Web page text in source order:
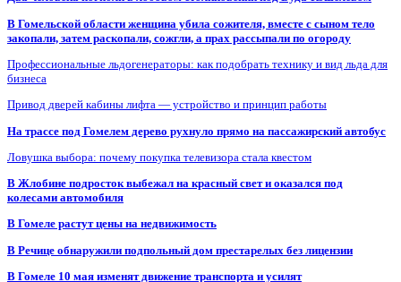
В Гомельской области женщина убила сожителя, вместе с сыном тело
закопали, затем раскопали, сожгли, а прах рассыпали по огороду
Профессиональные льдогенераторы: как подобрать технику и вид льда для
бизнеса
Привод дверей кабины лифта — устройство и принцип работы
На трассе под Гомелем дерево рухнуло прямо на пассажирский автобус
Ловушка выбора: почему покупка телевизора стала квестом
В Жлобине подросток выбежал на красный свет и оказался под
колесами автомобиля
В Гомеле растут цены на недвижимость
В Речице обнаружили подпольный дом престарелых без лицензии
В Гомеле 10 мая изменят движение транспорта и усилят